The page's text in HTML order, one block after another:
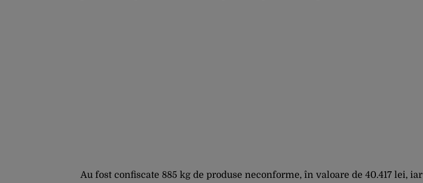
Au fost confiscate 885 kg de produse neconforme, în valoare de 40.417 lei, iar